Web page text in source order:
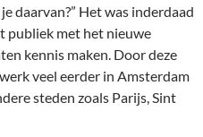
daarvan?” Het was inderdaad
publiek met het nieuwe
kennis maken. Door deze
veel eerder in Amsterdam
steden zoals Parijs, Sint